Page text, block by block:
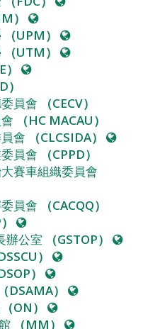
）
網
站
（UPM）
網
站
（UTM）
網
）
網
）
員會
（CECV）
（HC MACAU）
會
（CLCSIDA）
網
員會
（CPPD）
賽車組織委員會
員會
（CACQQ）
網
站
辦公室 （GSTOP）
網
）
網
）
網
站
（DSAMA）
網
（ON）
網
站
（MM） 網